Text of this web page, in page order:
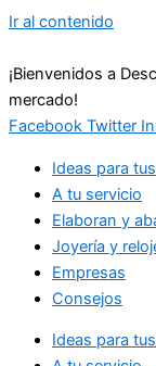
Ir al contenido
¡Bienvenidos a
mercado!
Facebook Twitter
Ideas para
A tu servicio
Elaboran y
Joyería y
Empresas
Consejos
Ideas para